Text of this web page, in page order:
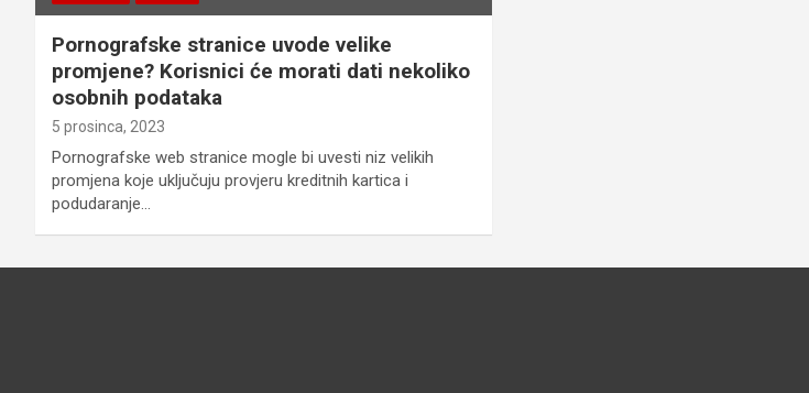
Pornografske stranice uvode velike
promjene? Korisnici će morati dati nekoliko
osobnih podataka
5 prosinca, 2023
Pornografske web stranice mogle bi uvesti niz velikih
promjena koje uključuju provjeru kreditnih kartica i
podudaranje…